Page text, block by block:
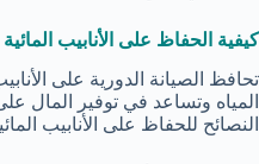
كيفية الحفاظ على الأنابيب
تحافظ الصيانة الدورية على
المياه وتساعد في توفير المال
النصائح للحفاظ على الأنابيب